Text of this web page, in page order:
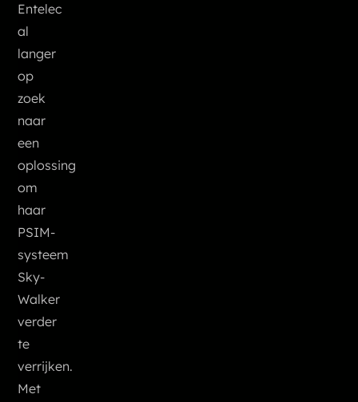
Entelec
al
langer
op
zoek
naar
een
oplossing
om
haar
PSIM-
systeem
Sky-
Walker
verder
te
verrijken.
Met